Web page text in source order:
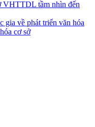
VHTTDL tầm nhìn đến
gia về phát triển văn hóa
cơ sở